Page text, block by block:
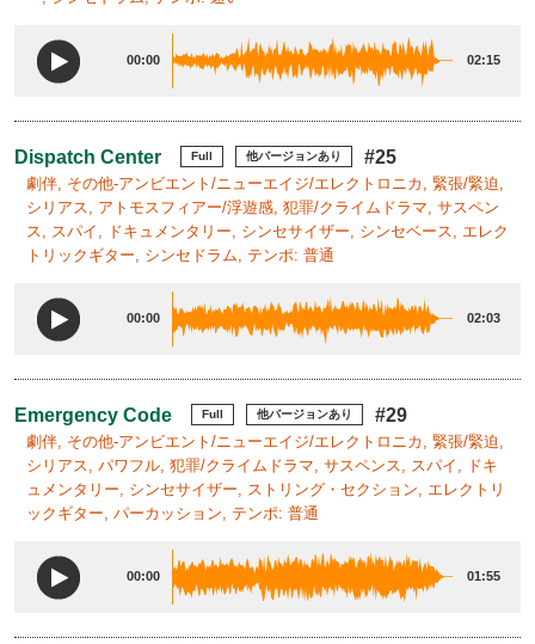
00:00 02:15
Dispatch Center Full 他バージョンあり #25
劇伴, その他-アンビエント/ニューエイジ/エレクトロニカ, 緊張/緊迫,
シリアス, アトモスフィアー/浮遊感, 犯罪/クライムドラマ, サスペン
ス, スパイ, ドキュメンタリー, シンセサイザー, シンセベース, エレク
トリックギター, シンセドラム, テンポ: 普通
00:00 02:03
Emergency Code Full 他バージョンあり #29
劇伴, その他-アンビエント/ニューエイジ/エレクトロニカ, 緊張/緊迫,
シリアス, パワフル, 犯罪/クライムドラマ, サスペンス, スパイ, ドキ
ュメンタリー, シンセサイザー, ストリング・セクション, エレクトリ
ックギター, パーカッション, テンポ: 普通
00:00 01:55